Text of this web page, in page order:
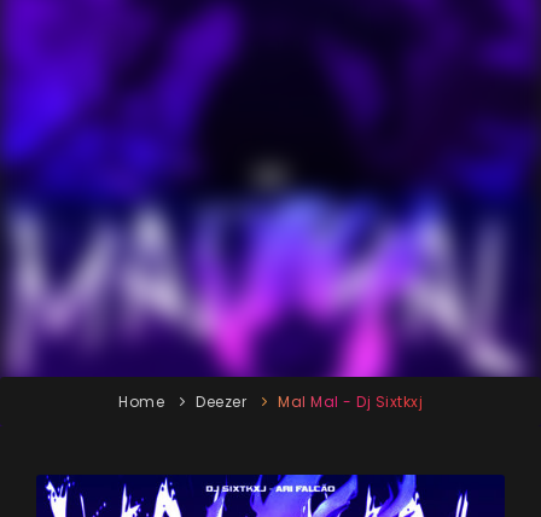
Home Deezer Mal Mal - Dj Sixtkxj